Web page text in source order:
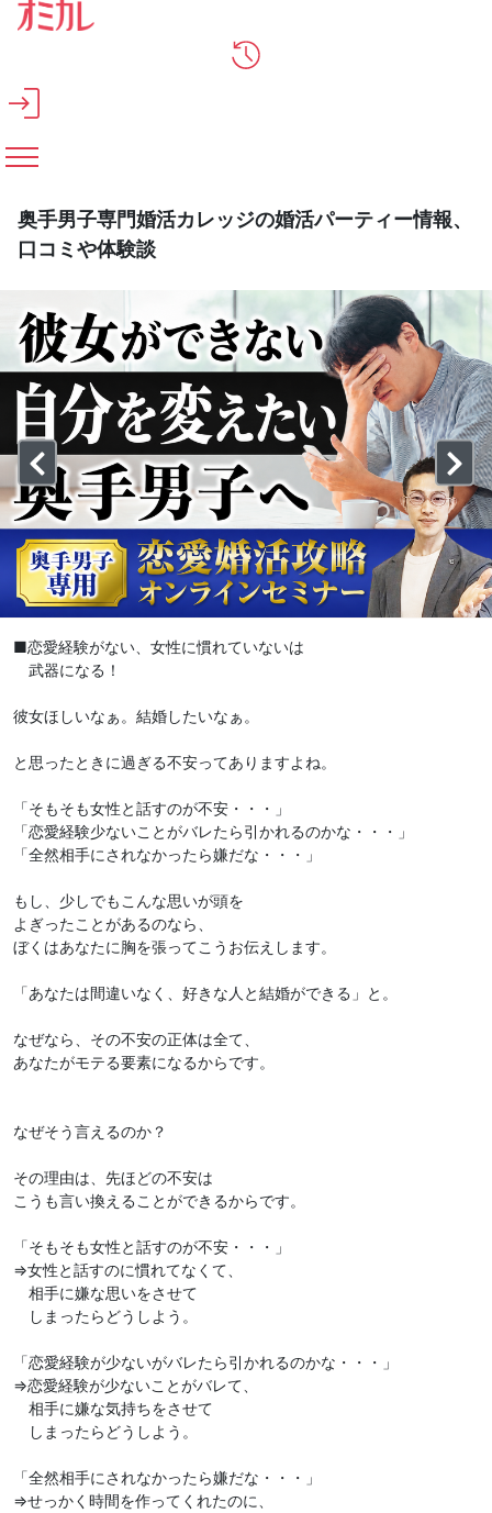
メインコンテンツへスキップ
奥手男子専門婚活カレッジの婚活パーティー情報、
口コミや体験談
■恋愛経験がない、女性に慣れていないは
武器になる！
彼女ほしいなぁ。結婚したいなぁ。
と思ったときに過ぎる不安ってありますよね。
「そもそも女性と話すのが不安・・・」
「恋愛経験少ないことがバレたら引かれるのかな・・・」
「全然相手にされなかったら嫌だな・・・」
もし、少しでもこんな思いが頭を
よぎったことがあるのなら、
ぼくはあなたに胸を張ってこうお伝えします。
「あなたは間違いなく、好きな人と結婚ができる」と。
なぜなら、その不安の正体は全て、
あなたがモテる要素になるからです。
なぜそう言えるのか？
その理由は、先ほどの不安は
こうも言い換えることができるからです。
「そもそも女性と話すのが不安・・・」
⇒女性と話すのに慣れてなくて、
相手に嫌な思いをさせて
しまったらどうしよう。
「恋愛経験が少ないがバレたら引かれるのかな・・・」
⇒恋愛経験が少ないことがバレて、
相手に嫌な気持ちをさせて
しまったらどうしよう。
「全然相手にされなかったら嫌だな・・・」
⇒せっかく時間を作ってくれたのに、